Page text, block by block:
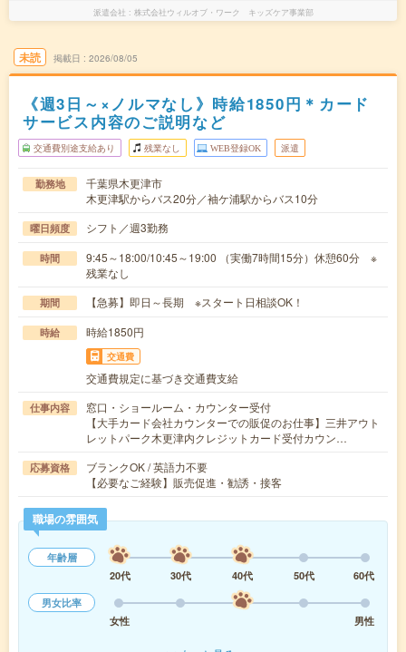
派遣会社 株式会社ウィルオブ・ワーク キッズケア事業部
未読 掲載日 2026/08/05
《週3日～×ノルマなし》時給1850円＊カード
サービス内容のご説明など
交通費別途支給あり 残業なし WEB登録OK 派遣
勤務地
千葉県木更津市
木更津駅からバス20分／袖ケ浦駅からバス10分
曜日頻度 シフト／週3勤務
時間
9:45～18:00/10:45～19:00 （実働7時間15分）休憩60分 ※
残業なし
期間 【急募】即日～長期 ※スタート日相談OK！
時給 時給1850円
交通費
交通費規定に基づき交通費支給
仕事内容
窓口・ショールーム・カウンター受付
【大手カード会社カウンターでの販促のお仕事】三井アウト
レットパーク木更津内クレジットカード受付カウン…
応募資格
ブランクOK / 英語力不要
【必要なご経験】販売促進・勧誘・接客
職場の雰囲気
年齢層
20代
30代 40代 50代
60代
男女比率
女性
男性